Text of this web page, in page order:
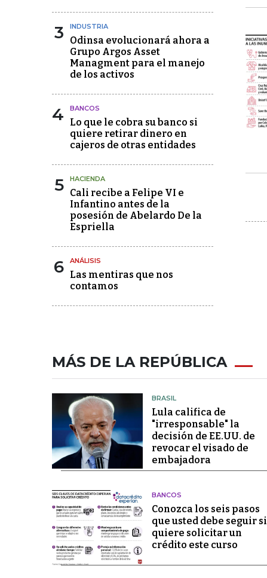
3 INDUSTRIA
Odinsa evolucionará ahora a
Grupo Argos Asset
Managment para el manejo
de los activos
4 BANCOS
Lo que le cobra su banco si
quiere retirar dinero en
cajeros de otras entidades
5 HACIENDA
Cali recibe a Felipe VI e
Infantino antes de la
posesión de Abelardo De la
Espriella
6 ANÁLISIS
Las mentiras que nos
contamos
MÁS DE LA REPÚBLICA
BRASIL
Lula califica de
"irresponsable" la
decisión de EE.UU. de
revocar el visado de
embajadora
BANCOS
Conozca los seis pasos
que usted debe seguir si
quiere solicitar un
crédito este curso